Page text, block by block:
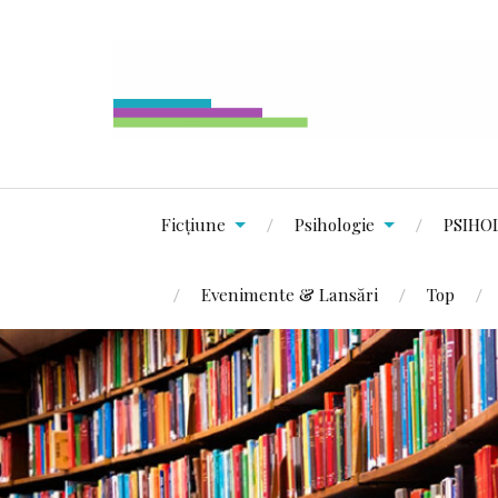
Ficțiune Psihologie
Evenimente & Lansări Top